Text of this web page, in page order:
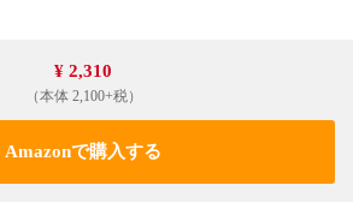
¥ 2,310
（本体 2,100+税）
Amazonで購入する